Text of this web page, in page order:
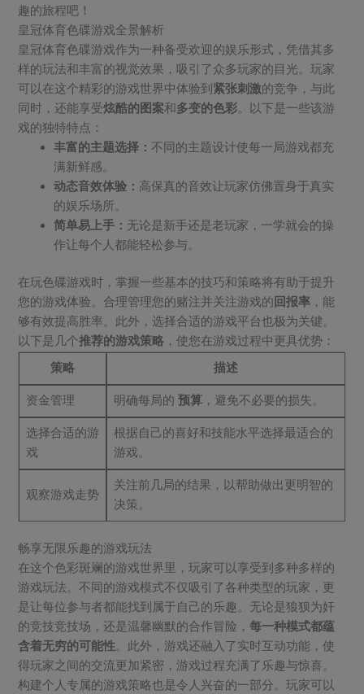
趣的旅程吧！
皇冠体育色碟游戏全景解析
皇冠体育色碟游戏作为一种备受欢迎的娱乐形式，凭借其多
样的玩法和丰富的视觉效果，吸引了众多玩家的目光。玩家
可以在这个精彩的游戏世界中体验到 紧张刺激的竞争，与此
同时，还能享受炫酷的图案和多变的色彩。以下是一些该游
戏的独特特点：
丰富的主题选择：不同的主题设计使每一局游戏都充
满新鲜感。
动态音效体验： 高保真的音效让玩家仿佛置身于真实
的娱乐场所。
简单易上手： 无论是新手还是老玩家，一学就会的操
作让每个人都能轻松参与。
在玩色碟游戏时，掌握一些基本的技巧和策略将有助于提升
您的游戏体验。合理管理您的赌注并关注游戏的 回报率 ，能
够有效提高胜率。此外，选择合适的游戏平台也极为关键。
以下是几个推荐的游戏策略 ，使您在游戏过程中更具优势：
策略
描述
资金管理 明确每局的 预算，避免不必要的损失。
选择合适的游
戏
根据自己的喜好和技能水平选择最适合的
游戏。
观察游戏走势
关注前几局的结果，以帮助做出更明智的
决策。
畅享无限乐趣的游戏玩法
在这个色彩斑斓的游戏世界里，玩家可以享受到多种多样的
游戏玩法。不同的游戏模式不仅吸引了各种类型的玩家，更
是让每位参与者都能找到属于自己的乐趣。无论是狼狈为奸
的竞技竞技场，还是温馨幽默的合作冒险，每一种模式都蕴
含着无穷的可能性。此外，游戏还融入了实时互动功能，使
得玩家之间的交流更加紧密，游戏过程充满了乐趣与惊喜。
构建个人专属的游戏策略也是令人兴奋的一部分。玩家可以